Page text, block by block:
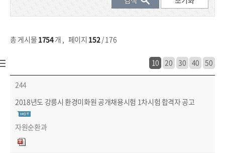
총 게시물 1754개 , 페이지 152/ 176
10 20 30 40 50
244
2018년도 강릉시 환경미화원 공개채용시험 1차시험 합격자 공고
자원순환과